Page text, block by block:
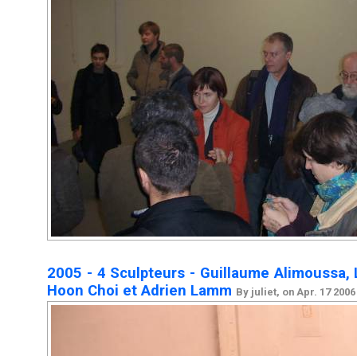
2005 - 4 Sculpteurs - Guillaume Alimoussa,
Hoon Choi et Adrien Lamm By juliet, on Apr. 17 2006